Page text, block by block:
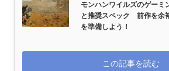
モンハンワイルズのゲーミ
と推奨スペック 前作を余
を準備しよう！
この記事を読む